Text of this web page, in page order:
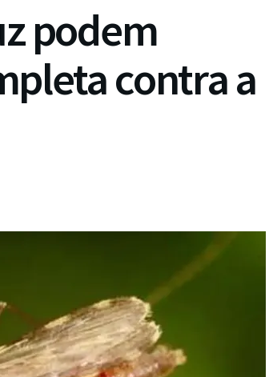
podem
contra a